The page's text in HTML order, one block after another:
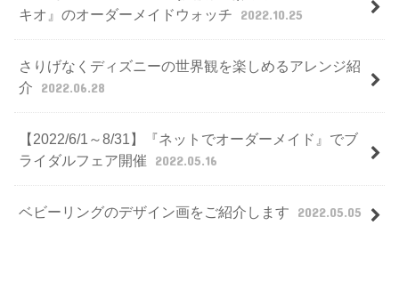
キオ』のオーダーメイドウォッチ
2022.10.25
さりげなくディズニーの世界観を楽しめるアレンジ紹
介
2022.06.28
【2022/6/1～8/31】『ネットでオーダーメイド』でブ
ライダルフェア開催
2022.05.16
ベビーリングのデザイン画をご紹介します 2022.05.05